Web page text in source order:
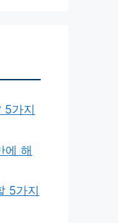
5가지
에 해
5가지